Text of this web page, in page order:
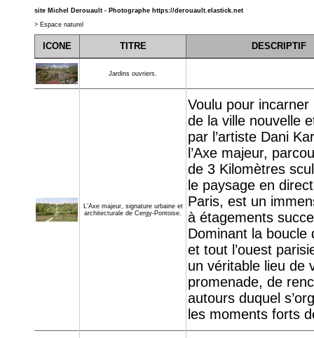
site Michel Derouault - Photographe https://derouault.elastick.net
> Espace naturel
ICONE TITRE DESCRIPTIF
Jardins ouvriers.
L’Axe majeur, signature urbaine et
architecturale de Cergy-Pontoise.
Voulu pour incarner
de la ville nouvelle
par l’artiste Dani
l’Axe majeur,
de 3 Kilomètres
le paysage en
Paris, est un
à étagements
Dominant la boucle
et tout l’ouest
un véritable lieu de
promenade, de
autours duquel
les moments forts